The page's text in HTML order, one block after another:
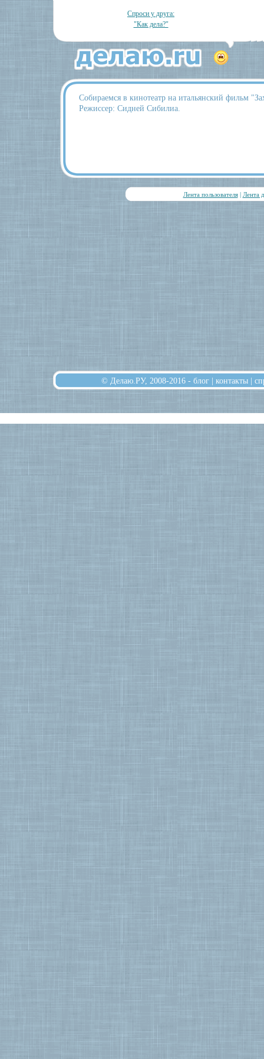
Спроси у друга:
"Как дела?"
Собираемся в кинотеатр на итальянский фильм
Режиссер: Сидней Сибилиа.
Лента пользователя| Лента
© Делаю.РУ, 2008-2016 - блог | контакты |